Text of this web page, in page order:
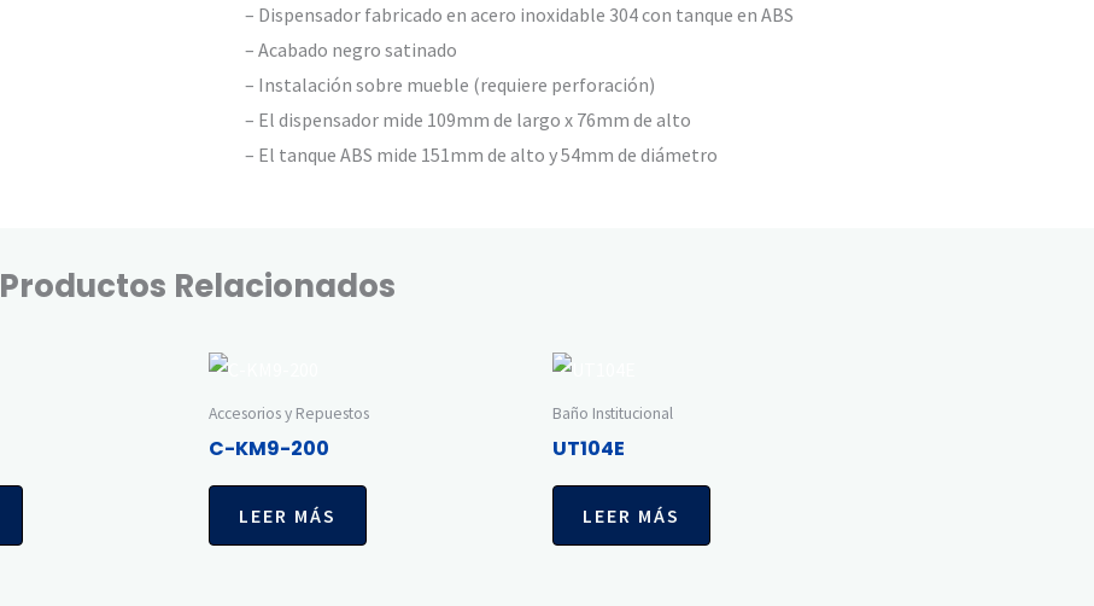
– Dispensador fabricado en acero inoxidable 304 con tanque en ABS
– Acabado negro satinado
– Instalación sobre mueble (requiere perforación)
– El dispensador mide 109mm de largo x 76mm de alto
– El tanque ABS mide 151mm de alto y 54mm de diámetro
Productos Relacionados
Accesorios y Repuestos
C-KM9-200
LEER MÁS
Baño Institucional
UT104E
LEER MÁS